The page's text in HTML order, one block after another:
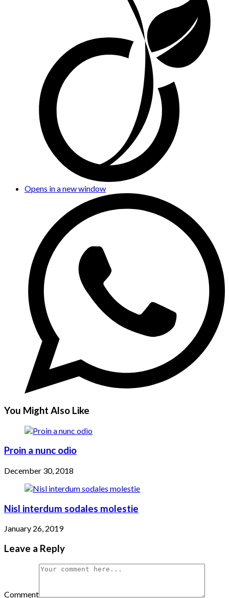
Opens in a new window
You Might Also Like
Proin a nunc odio
December 30, 2018
Nisl interdum sodales molestie
January 26, 2019
Leave a Reply
Comment